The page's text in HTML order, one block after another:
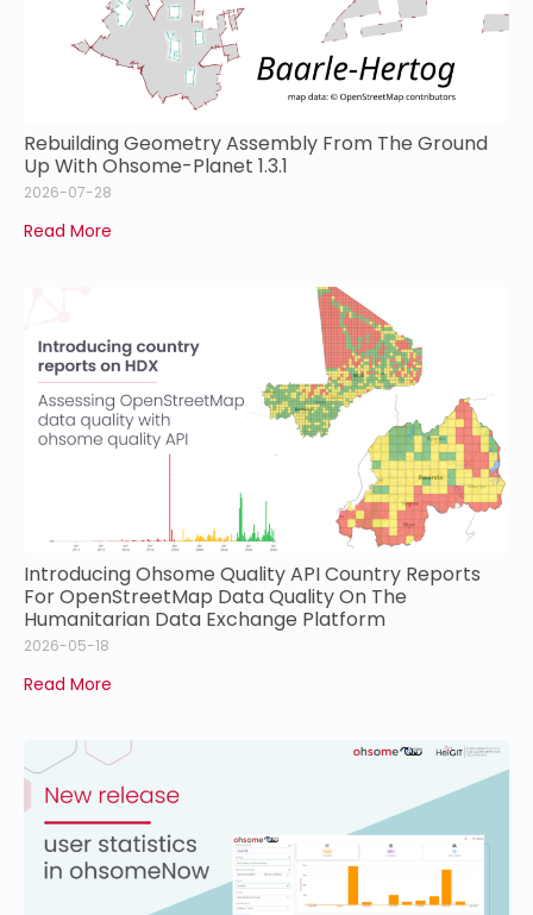
Rebuilding Geometry Assembly From The Ground
Up With Ohsome-Planet 1.3.1
2026-07-28
Read More
Introducing Ohsome Quality API Country Reports
For OpenStreetMap Data Quality On The
Humanitarian Data Exchange Platform
2026-05-18
Read More